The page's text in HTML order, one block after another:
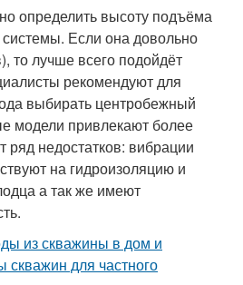
определить высоту подъёма
Если она довольно
то лучше всего подойдёт
рекомендуют для
выбирать центробежный
модели привлекают более
ряд недостатков: вибрации
на гидроизоляцию и
а так же имеют